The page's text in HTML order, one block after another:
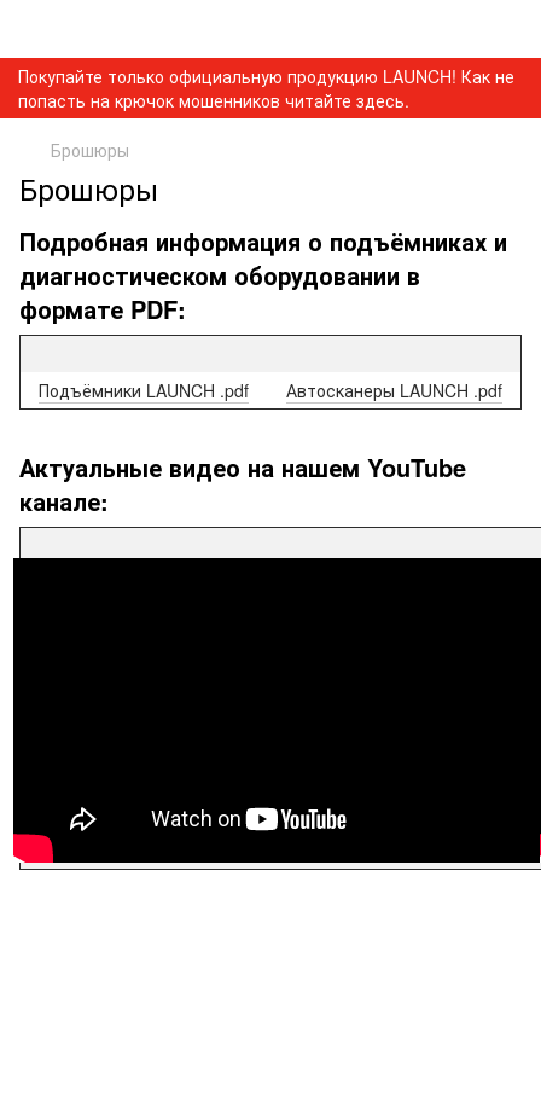
Покупайте только официальную продукцию LAUNCH! Как не
попасть на крючок мошенников читайте здесь.
Брошюры
Брошюры
Подробная информация о подъёмниках и
диагностическом оборудовании в
формате PDF:
Подъёмники LAUNCH .pdf Автосканеры LAUNCH .pdf
Актуальные видео на нашем YouTube
канале: